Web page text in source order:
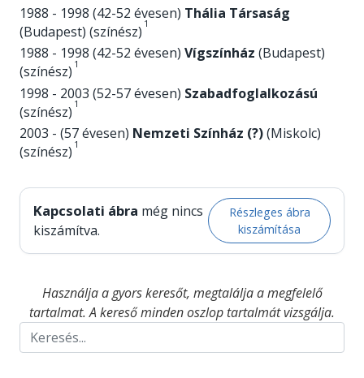
1988 - 1998 (42-52 évesen) Thália Társaság
(Budapest) (színész) 1
1988 - 1998 (42-52 évesen) Vígszínház (Budapest)
(színész) 1
1998 - 2003 (52-57 évesen) Szabadfoglalkozású
(színész) 1
2003 - (57 évesen) Nemzeti Színház (?)(Miskolc)
(színész) 1
Kapcsolati ábra még nincs
kiszámítva.
Részleges ábra
kiszámítása
Használja a gyors keresőt, megtalálja a megfelelő
tartalmat. A kereső minden oszlop tartalmát vizsgálja.